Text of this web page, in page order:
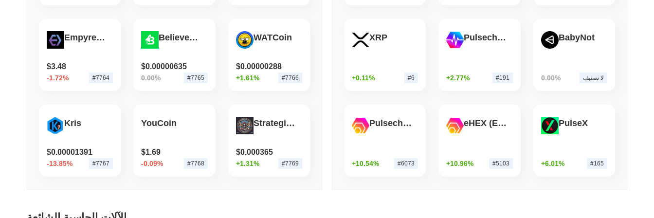
STABLECOINS VISA
ويسترن يونيون تحول التحويلات بالدولار إلى قوة إنفاق فورية عبر فيزا
Empyreal Exchange
$3.48
-1.72% #7764
BelievePad
$0.00000635
0.00% #7765
WATCoin
$0.00000288
+1.61% #7766
Kris
$0.00001391
-13.85% #7767
YouCoin
$1.69
-0.09% #7768
Strategic Super Reserve
$0.000365
+1.31% #7769
XRP
+0.11% #6
Pulsechain
+2.77% #191
BabyNot
0.00% لا تصنيف
Pulsechain Bridged HEX (Pulsechain)
+10.54% #6073
eHEX (Ethereum)
+10.96% #5103
PulseX
+6.01% #165